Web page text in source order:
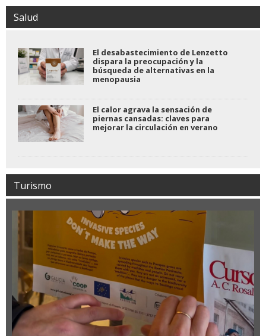
Salud
El desabastecimiento de Lenzetto
dispara la preocupación y la
búsqueda de alternativas en la
menopausia
El calor agrava la sensación de
piernas cansadas: claves para
mejorar la circulación en verano
Turismo